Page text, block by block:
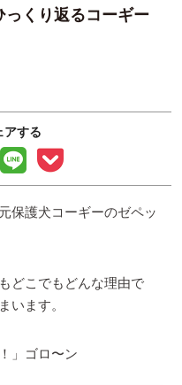
っくり返るコーギー
アする
保護犬コーギーのゼペッ
どこでもどんな理由で
います。
」ゴロ〜ン